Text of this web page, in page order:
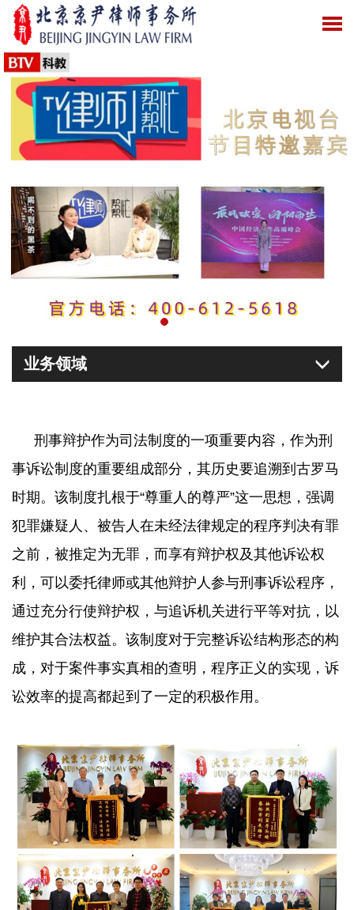
业务领域
刑事辩护作为司法制度的一项重要内容，作为刑
事诉讼制度的重要组成部分，其历史要追溯到古罗马
时期。该制度扎根于“尊重人的尊严”这一思想，强调
犯罪嫌疑人、被告人在未经法律规定的程序判决有罪
之前，被推定为无罪，而享有辩护权及其他诉讼权
利，可以委托律师或其他辩护人参与刑事诉讼程序，
通过充分行使辩护权，与追诉机关进行平等对抗，以
维护其合法权益。该制度对于完整诉讼结构形态的构
成，对于案件事实真相的查明，程序正义的实现，诉
讼效率的提高都起到了一定的积极作用。